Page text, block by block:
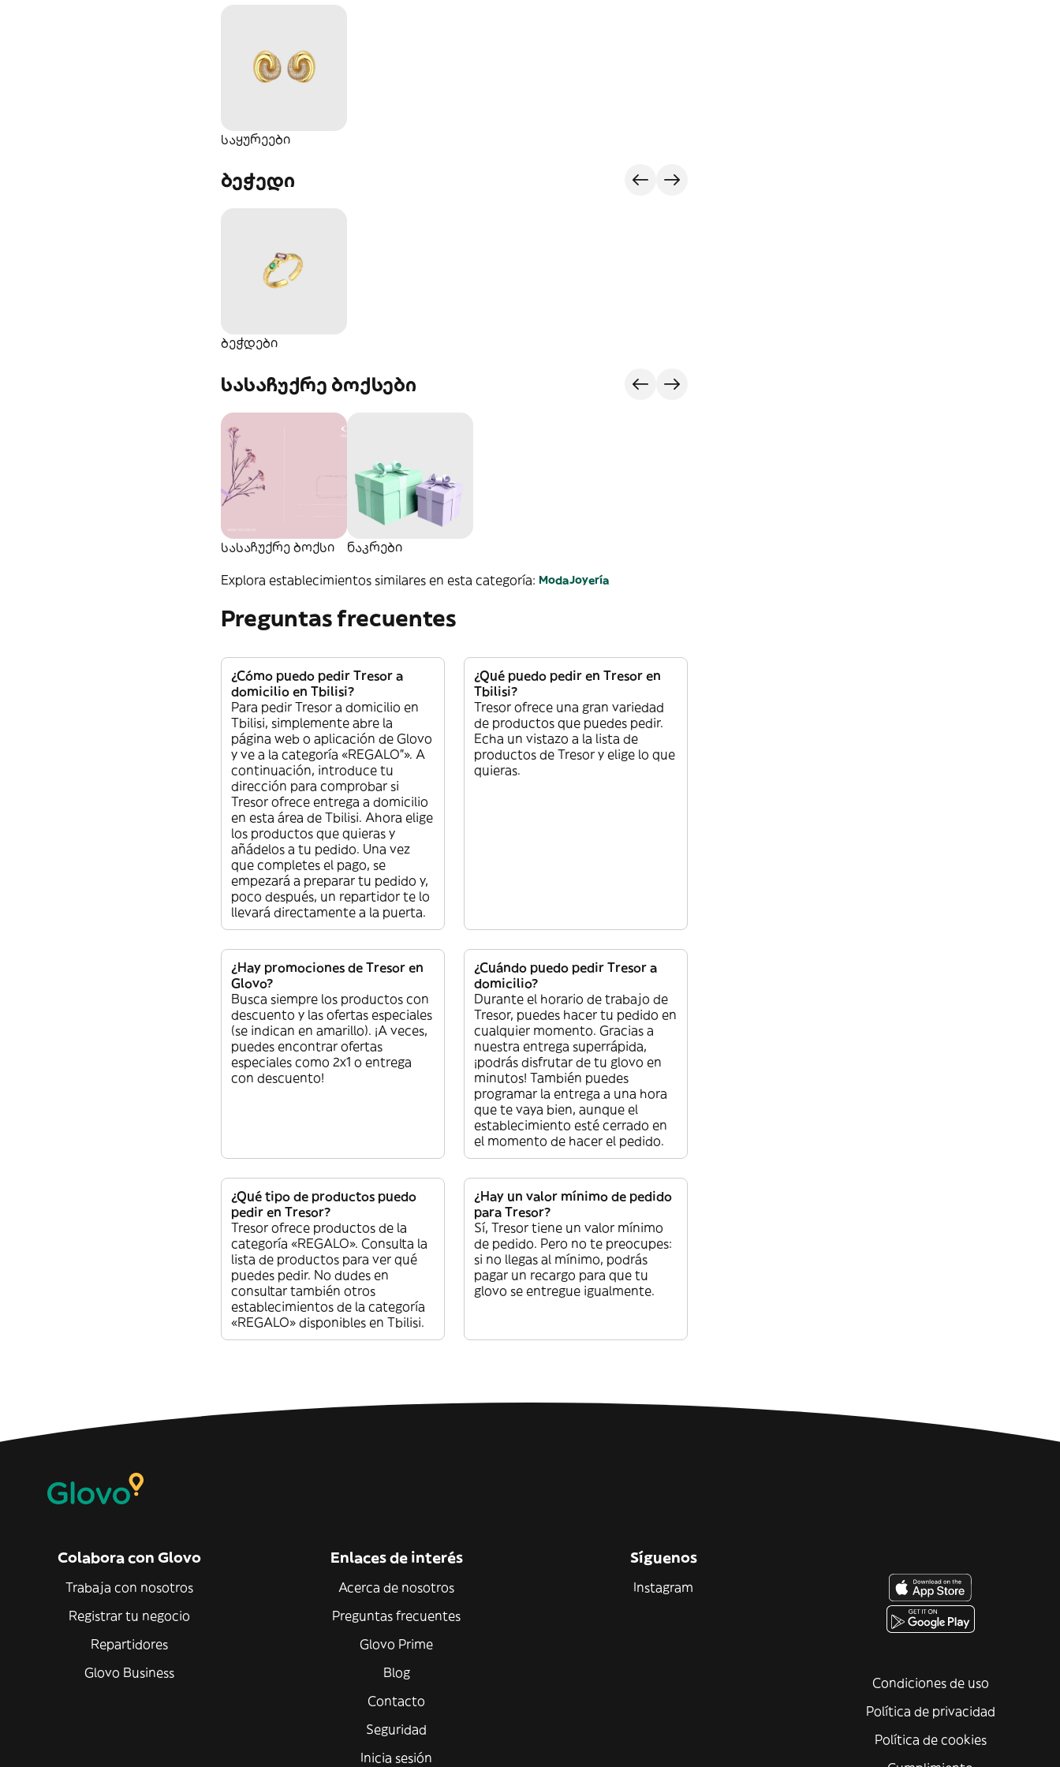
საყურეები
ბეჭედი‎
ბეჭდები
სასაჩუქრე ბოქსები
სასაჩუქრე ბოქსი‎ ნაკრებიㅤ
Explora establecimientos similares en esta categoría: ModaJoyería
Preguntas frecuentes
¿Cómo puedo pedir Tresor a
domicilio en Tbilisi?
Para pedir Tresor a domicilio en
Tbilisi, simplemente abre la
página web o aplicación de Glovo
y ve a la categoría «REGALO”». A
continuación, introduce tu
dirección para comprobar si
Tresor ofrece entrega a domicilio
en esta área de Tbilisi. Ahora elige
los productos que quieras y
añádelos a tu pedido. Una vez
que completes el pago, se
empezará a preparar tu pedido y,
poco después, un repartidor te lo
llevará directamente a la puerta.
¿Qué puedo pedir en Tresor en
Tbilisi?
Tresor ofrece una gran variedad
de productos que puedes pedir.
Echa un vistazo a la lista de
productos de Tresor y elige lo que
quieras.
¿Hay promociones de Tresor en
Glovo?
Busca siempre los productos con
descuento y las ofertas especiales
(se indican en amarillo). ¡A veces,
puedes encontrar ofertas
especiales como 2x1 o entrega
con descuento!
¿Cuándo puedo pedir Tresor a
domicilio?
Durante el horario de trabajo de
Tresor, puedes hacer tu pedido en
cualquier momento. Gracias a
nuestra entrega superrápida,
¡podrás disfrutar de tu glovo en
minutos! También puedes
programar la entrega a una hora
que te vaya bien, aunque el
establecimiento esté cerrado en
el momento de hacer el pedido.
¿Qué tipo de productos puedo
pedir en Tresor?
Tresor ofrece productos de la
categoría «REGALO». Consulta la
lista de productos para ver qué
puedes pedir. No dudes en
consultar también otros
establecimientos de la categoría
«REGALO» disponibles en Tbilisi.
¿Hay un valor mínimo de pedido
para Tresor?
Sí, Tresor tiene un valor mínimo
de pedido. Pero no te preocupes:
si no llegas al mínimo, podrás
pagar un recargo para que tu
glovo se entregue igualmente.
Colabora con Glovo
Trabaja con nosotros
Registrar tu negocio
Repartidores
Glovo Business
Enlaces de interés
Acerca de nosotros
Preguntas frecuentes
Glovo Prime
Blog
Contacto
Seguridad
Inicia sesión
Síguenos
Instagram
Condiciones de uso
Política de privacidad
Política de cookies